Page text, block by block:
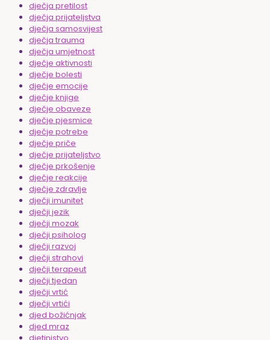
dječja pretilost
dječja prijateljstva
dječja samosvijest
dječja trauma
dječja umjetnost
dječje aktivnosti
dječje bolesti
dječje emocije
dječje knjige
dječje obaveze
dječje pjesmice
dječje potrebe
dječje priče
dječje prijateljstvo
dječje prkošenje
dječje reakcije
dječje zdravlje
dječji imunitet
dječji jezik
dječji mozak
dječji psiholog
dječji razvoj
dječji strahovi
dječji terapeut
dječji tjedan
dječji vrtić
dječji vrtići
djed božićnjak
djed mraz